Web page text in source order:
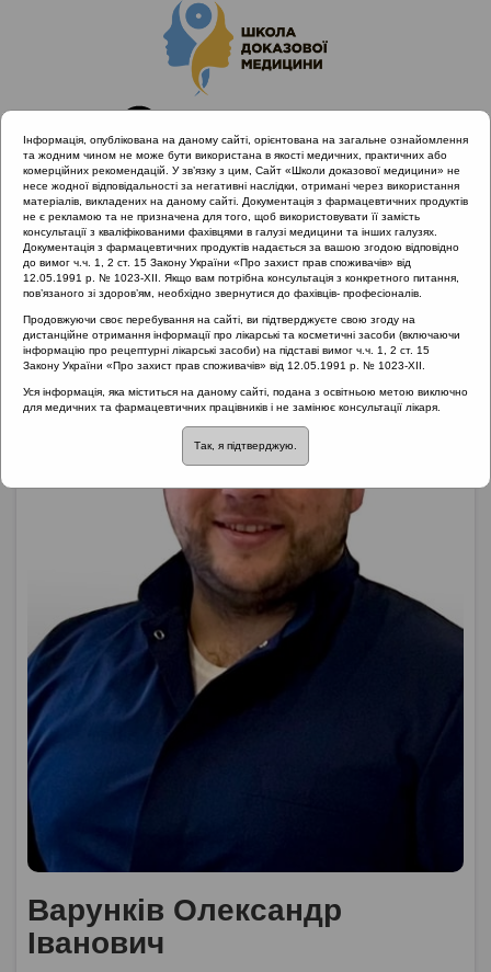
Головна Лектори Варунків Олександр Іванович
Варунків Олександр
Іванович
Інформація, опублікована на даному сайті, орієнтована на загальне ознайомлення
та жодним чином не може бути використана в якості медичних, практичних або
комерційних рекомендацій. У зв’язку з цим, Сайт «Школи доказової медицини» не
несе жодної відповідальності за негативні наслідки, отримані через використання
матеріалів, викладених на даному сайті. Документація з фармацевтичних продуктів
не є рекламою та не призначена для того, щоб використовувати її замість
консультації з кваліфікованими фахівцями в галузі медицини та інших галузях.
Документація з фармацевтичних продуктів надається за вашою згодою відповідно
до вимог ч.ч. 1, 2 ст. 15 Закону України «Про захист прав споживачів» від
12.05.1991 р. № 1023-XII. Якщо вам потрібна консультація з конкретного питання,
пов’язаного зі здоров’ям, необхідно звернутися до фахівців- професіоналів.
Продовжуючи своє перебування на сайті, ви підтверджуєте свою згоду на
дистанційне отримання інформації про лікарські та косметичні засоби (включаючи
інформацію про рецептурні лікарські засоби) на підставі вимог ч.ч. 1, 2 ст. 15
Закону України «Про захист прав споживачів» від 12.05.1991 р. № 1023-XII.
Уся інформація, яка міститься на даному сайті, подана з освітньою метою виключно
для медичних та фармацевтичних працівників і не замінює консультації лікаря.
Так, я підтверджую.